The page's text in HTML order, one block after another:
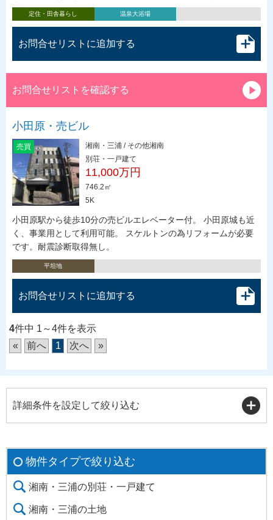
定住・田舎暮らし 温泉大浴場
お問合せリストに追加する
お問合せリストを確認する
小田原・売ビル
売買
湘南・三浦 / その他湘南
別荘・一戸建て
11,000万円
746.2㎡
5K
小田原駅から徒歩10分の売ビルエレベーター付。 小田原城も近
く、事業用として利用可能。 スケルトンの為リフォームが必要
です。耐震診断取得無し。
平坦地
お問合せリストに追加する
4件中 1～4件を表示
«
前へ 1 次へ »
詳細条件を設定して絞り込む
物件タイプで絞り込む
湘南・三浦の別荘・一戸建て
湘南・三浦の土地